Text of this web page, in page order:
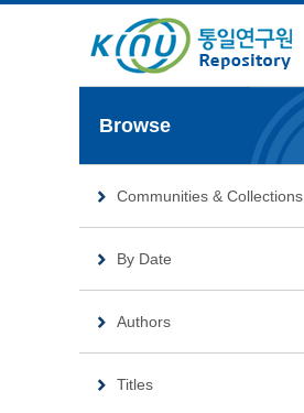
Browse
Communities & Collections
By Date
Authors
Titles